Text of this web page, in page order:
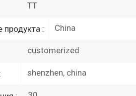
TT
: China
customerized
shenzhen, china